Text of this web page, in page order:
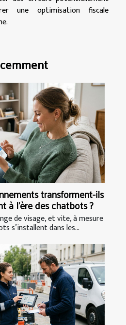
une optimisation fiscale
transforment-ils
à l’ère des chatbots ?
de visage, et vite, à mesure
s’installent dans les...